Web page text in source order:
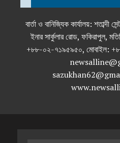
বার্তা ও বানিজ্যিক কার্যালয়:
ইনার সার্কুলার রোড, ফকিরাপুল,
+৮৮-০২-৭১৯৫৯৫০, মোবাইল: